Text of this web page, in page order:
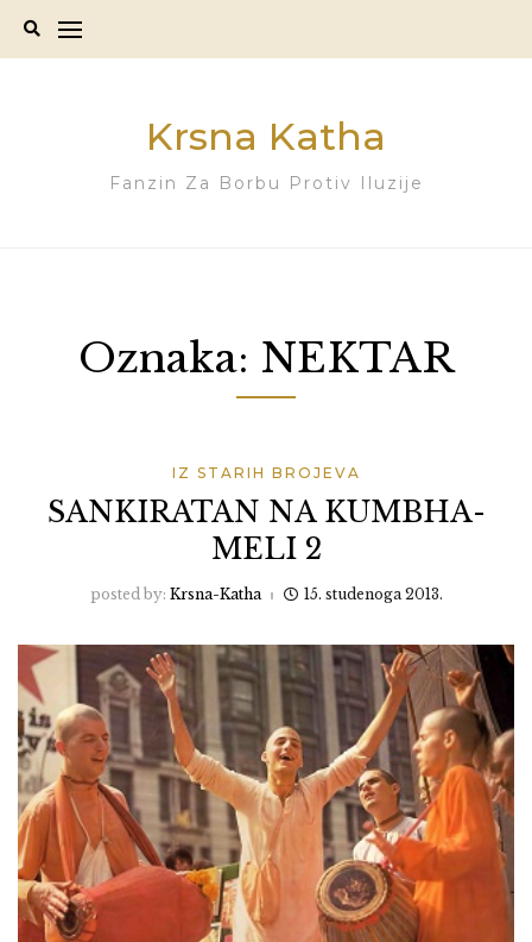
Krsna Katha
Fanzin Za Borbu Protiv Iluzije
Oznaka: NEKTAR
IZ STARIH BROJEVA
SANKIRATAN NA KUMBHA-
MELI 2
posted by: Krsna-Katha 15. studenoga 2013.